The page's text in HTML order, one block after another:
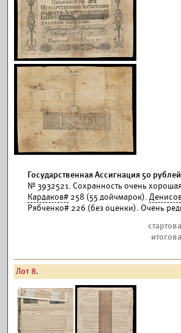
Государственная Ассигнация 50
№ 3932521. Сохранность очень
Кардаков# 258 (55 дойчмарок).
Рябченко# 226 (без оценки). Очень
Лот 8.